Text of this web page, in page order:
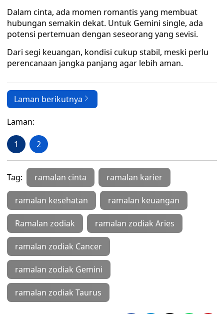
Dalam cinta, ada momen romantis yang membuat
hubungan semakin dekat. Untuk Gemini single, ada
potensi pertemuan dengan seseorang yang sevisi.
Dari segi keuangan, kondisi cukup stabil, meski perlu
perencanaan jangka panjang agar lebih aman.
Laman berikutnya
Laman:
1 2
Tag: ramalan cinta ramalan karier
ramalan kesehatan ramalan keuangan
Ramalan zodiak ramalan zodiak Aries
ramalan zodiak Cancer
ramalan zodiak Gemini
ramalan zodiak Taurus